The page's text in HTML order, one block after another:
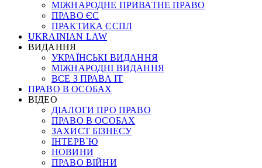
МІЖНАРОДНЕ ПРИВАТНЕ ПРАВО
ПРАВО ЄС
ПРАКТИКА ЄСПЛ
UKRAINIAN LAW
ВИДАННЯ
УКРАЇНСЬКІ ВИДАННЯ
МІЖНАРОДНІ ВИДАННЯ
ВСЕ З ПРАВА ІТ
ПРАВО В ОСОБАХ
ВІДЕО
ДІАЛОГИ ПРО ПРАВО
ПРАВО В ОСОБАХ
ЗАХИСТ БІЗНЕСУ
ІНТЕРВ`Ю
НОВИНИ
ПРАВО ВІЙНИ